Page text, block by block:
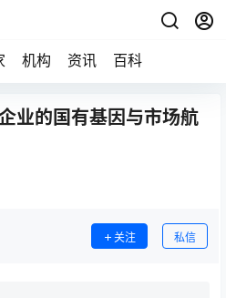
机构 资讯 百科
业的国有基因与市场航
关注 私信